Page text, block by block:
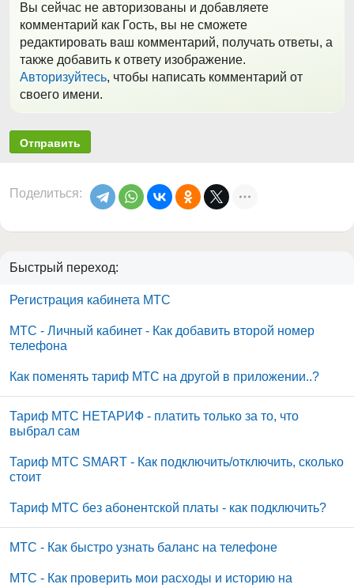
Вы сейчас не авторизованы и добавляете
комментарий как Гость, вы не сможете
редактировать ваш комментарий, получать ответы, а
также добавить к ответу изображение.
Авторизуйтесь, чтобы написать комментарий от
своего имени.
Отправить
Поделиться:
Быстрый переход:
Регистрация кабинета МТС
МТС - Личный кабинет - Как добавить второй номер
телефона
Как поменять тариф МТС на другой в приложении..?
Тариф МТС НЕТАРИФ - платить только за то, что
выбрал сам
Тариф МТС SMART - Как подключить/отключить, сколько
стоит
Тариф МТС без абонентской платы - как подключить?
МТС - Как быстро узнать баланс на телефоне
МТС - Как проверить мои расходы и историю на